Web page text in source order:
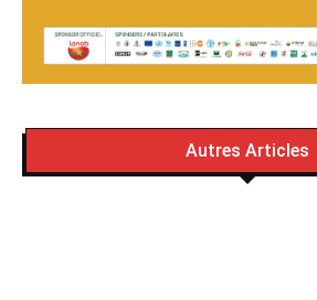
Autres Articles